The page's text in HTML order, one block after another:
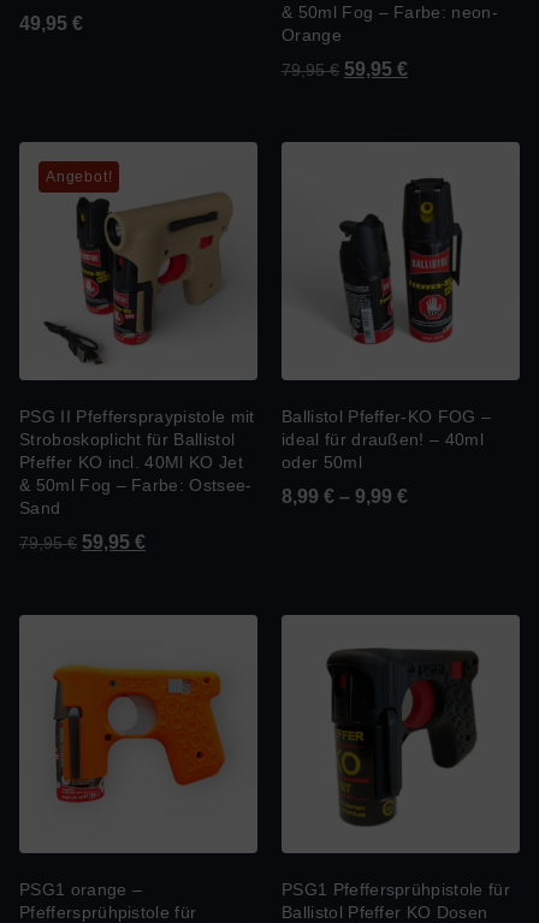
49,95 €
& 50ml Fog – Farbe: neon-
Orange
79,95€ 59,95 €
Angebot!
PSG II Pfefferspraypistole mit
Stroboskoplicht für Ballistol
Pfeffer KO incl. 40Ml KO Jet
& 50ml Fog – Farbe: Ostsee-
Sand
79,95€ 59,95 €
Ballistol Pfeffer-KO FOG –
ideal für draußen! – 40ml
oder 50ml
8,99 € – 9,99 €
PSG1 orange –
Pfeffersprühpistole für
PSG1 Pfeffersprühpistole für
Ballistol Pfeffer KO Dosen